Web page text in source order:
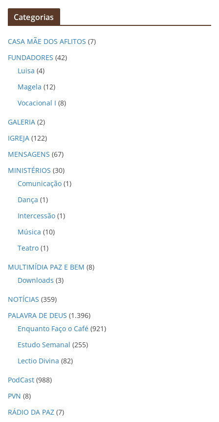
q
v
o
Categorias
CASA MÃE DOS AFLITOS (7)
FUNDADORES (42)
Luisa (4)
Magela (12)
Vocacional I (8)
GALERIA (2)
IGREJA (122)
MENSAGENS (67)
MINISTÉRIOS (30)
Comunicação (1)
Dança (1)
Intercessão (1)
Música (10)
Teatro (1)
MULTIMÍDIA PAZ E BEM (8)
Downloads (3)
NOTÍCIAS (359)
PALAVRA DE DEUS (1.396)
Enquanto Faço o Café (921)
Estudo Semanal (255)
Lectio Divina (82)
PodCast (988)
PVN (8)
RÁDIO DA PAZ (7)